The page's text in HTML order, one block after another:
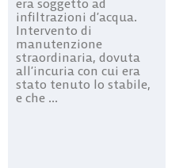
era soggetto ad
infiltrazioni d’acqua.
Intervento di
manutenzione
straordinaria, dovuta
all’incuria con cui era
stato tenuto lo stabile,
e che ...